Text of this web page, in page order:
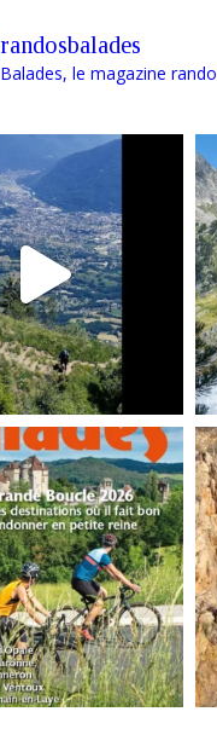
randosbalades
Balades, le magazine rando